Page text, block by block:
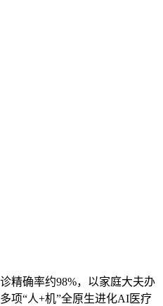
精确率约98%，以家庭大夫办
项“人+机”全原生进化AI医疗